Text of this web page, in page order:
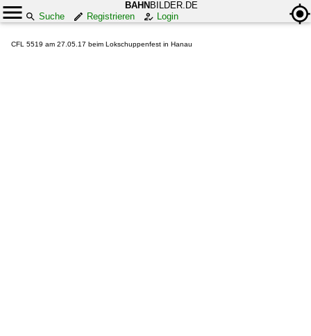
BAHN BILDER.DE
Suche
Registrieren Login
CFL 5519 am 27.05.17 beim Lokschuppenfest in Hanau